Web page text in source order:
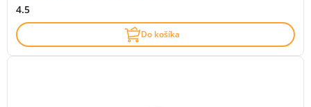
4.5
Do košíka